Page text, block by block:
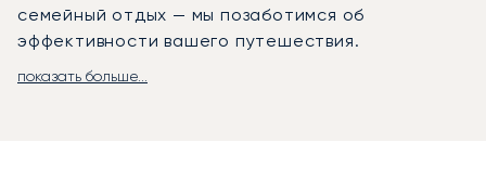
семейный отдых — мы позаботимся об
эффективности вашего путешествия.
Мы работаем по вашему графику.
показать больше...